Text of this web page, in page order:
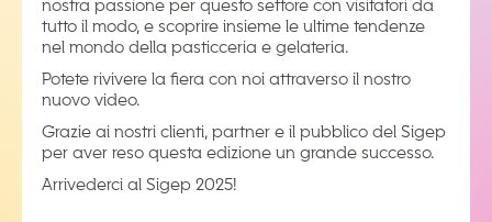
nostra passione per questo settore con visitatori da
tutto il modo, e scoprire insieme le ultime tendenze
nel mondo della pasticceria e gelateria.
Potete rivivere la fiera con noi attraverso il nostro
nuovo video.
Grazie ai nostri clienti, partner e il pubblico del Sigep
per aver reso questa edizione un grande successo.
Arrivederci al Sigep 2025!